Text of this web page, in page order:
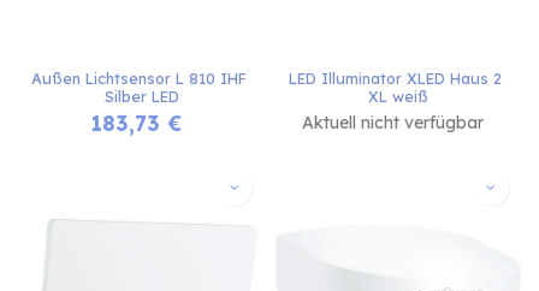
Außen Lichtsensor L 810 IHF
Silber LED
183,73 €
LED Illuminator XLED Haus 2
XL weiß
Aktuell nicht verfügbar